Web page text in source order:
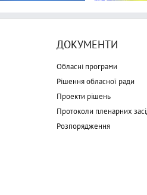
ДОКУМЕНТИ
Обласні програми
Рішення обласної ради
Проекти рішень
Протоколи пленарних
Розпорядження